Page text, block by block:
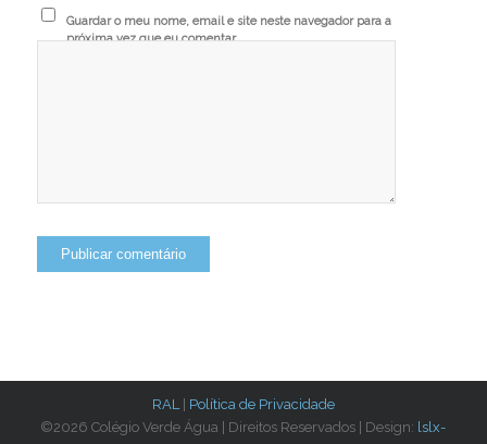
Guardar o meu nome, email e site neste navegador para a
próxima vez que eu comentar.
RAL
Política de Privacidade
©2026 Colégio Verde Água | Direitos Reservados | Design: lslx-